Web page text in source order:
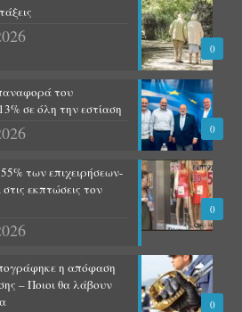
0
0
του
σε όλη την εστίαση
0
των επιχειρήσεων-
εκπτώσεις τον
0
η απόφαση
– Ποιοι θα λάβουν